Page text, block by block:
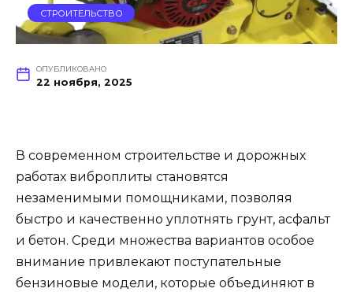
СТРОИТЕЛЬСТВО
ОПУБЛИКОВАНО
22 ноября, 2025
В современном строительстве и дорожных
работах виброплиты становятся
незаменимыми помощниками, позволяя
быстро и качественно уплотнять грунт, асфальт
и бетон. Среди множества вариантов особое
внимание привлекают поступательные
бензиновые модели, которые объединяют в